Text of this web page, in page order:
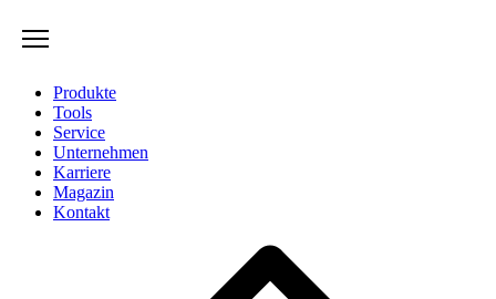
Produkte
Tools
Service
Unternehmen
Karriere
Magazin
Kontakt